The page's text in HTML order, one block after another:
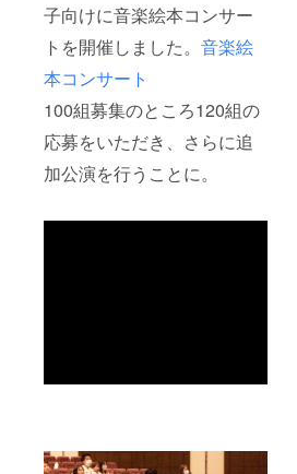
子向けに音楽絵本コンサー
トを開催しました。 音楽絵
本コンサート
100組募集のところ120組の
応募をいただき、さらに追
加公演を行うことに。